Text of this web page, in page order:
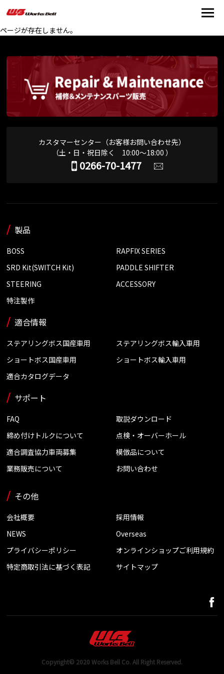
ページが存在しません。
カスタマーセンター（お客様お問い合わせ先）
（土・日・祝日除く 10:00～18:00 ）
0266-70-1477
製品
BOSS
RAPFIX SERIES
SRD Kit(SWITCH Kit)
PADDLE SHIFTER
STEERING
ACCESSORY
特注製作
適合情報
ステアリングボス国産車用
ステアリングボス輸入車用
ショートボス国産車用
ショートボス輸入車用
適合カタログデータ
サポート
FAQ
取説ダウンロード
締め付けトルクについて
点検・オーバーホール
適合調査協力車両募集
模倣品について
業務販売について
お問い合わせ
その他
会社概要
採用情報
NEWS
Overseas
プライバシーポリシー
オンラインショップご利用規約
特定商取引法に基づく表記
サイトマップ
Copyright© 2020 Works Bell Co. All Right Reserved.